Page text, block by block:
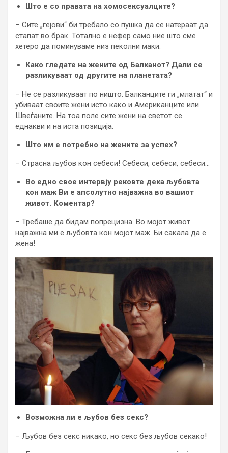
Што е со правата на хомосексуалците?
– Сите „гејови“ би требало со пушка да се натераат да
стапат во брак. Тотално е нефер само ние што сме
хетеро да поминуваме низ пеколни маки.
Како гледате на жените од Балканот? Дали се
разликуваат од другите на планетата?
– Не се разликуваат по ништо. Балканците ги „млатат“ и
убиваат своите жени исто како и Американците или
Швеѓаните. На тоа поле сите жени на светот се
еднакви и на иста позиција.
Што им е потребно на жените за успех?
– Страсна љубов кон себеси! Себеси, себеси, себеси…
Во едно свое интервју рековте дека љубовта
кон маж Ви е апсолутно најважна во вашиот
живот. Коментар?
– Требаше да бидам попрецизна. Во мојот живот
најважна ми е љубовта кон мојот маж. Би сакала да е
жена!
Возможна ли е љубов без секс?
– Љубов без секс никако, но секс без љубов секако!